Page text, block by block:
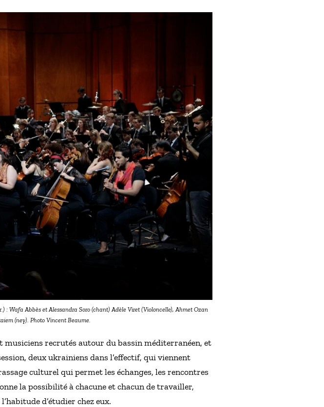
Wafa Abbès et Alessandra Soro (chant) Adèle Viret (Violoncelle), Ahmet Ozan
(ney). Photo Vincent Beaume.
musiciens recrutés autour du bassin méditerranéen, et
deux ukrainiens dans l’effectif, qui viennent
culturel qui permet les échanges, les rencontres
la possibilité à chacune et chacun de travailler,
d’étudier chez eux.